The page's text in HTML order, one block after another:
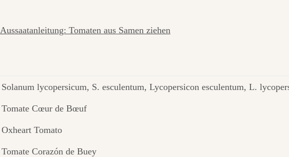
Aussaatanleitung: Tomaten aus Samen ziehen
Solanum lycopersicum, S. esculentum, Lycopersicon esculentum, L.
Tomate Cœur de Bœuf
Oxheart Tomato
Tomate Corazón de Buey